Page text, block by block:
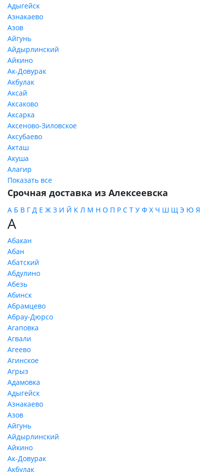
Адыгейск
Азнакаево
Азов
Айгунь
Айдырлинский
Айкино
Ак-Довурак
Акбулак
Аксай
Аксаково
Аксарка
Аксеново-Зиловское
Аксубаево
Акташ
Акуша
Алагир
Показать все
Срочная доставка из Алексеевска
А Б В Г Д Е Ж З И Й К Л М Н О П Р С Т У Ф Х Ч Ш Щ Э Ю Я
А
Абакан
Абан
Абатский
Абдулино
Абезь
Абинск
Абрамцево
Абрау-Дюрсо
Агаповка
Агвали
Агеево
Агинское
Агрыз
Адамовка
Адыгейск
Азнакаево
Азов
Айгунь
Айдырлинский
Айкино
Ак-Довурак
Акбулак